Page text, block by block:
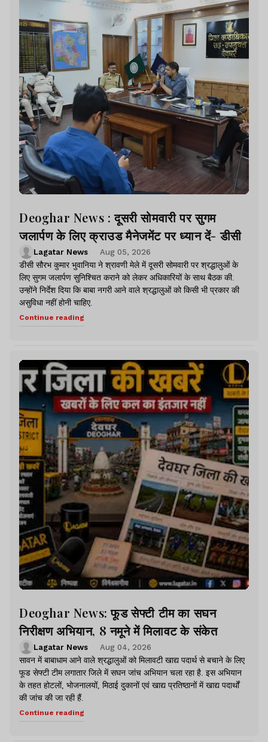
Deoghar News : दूसरी सोमवारी पर सुगम
जलार्पण के लिए क्राउड मैनेजमेंट पर ध्यान दें- डीसी
Lagatar News
Aug 05, 2026
डीसी सौरभ कुमार भुवानिया ने श्रावणी मेले में दूसरी सोमवारी पर श्रद्धालुओं के
लिए सुगम जलार्पण सुनिश्चित कराने को लेकर अधिकारियों के साथ बैठक की.
उन्होंने निर्देश दिया कि बाबा नगरी आने वाले श्रद्धालुओं को किसी भी प्रकार की
असुविधा नहीं होनी चाहिए.
Continue reading
Deoghar News: फूड सेफ्टी टीम का सघन
निरीक्षण अभियान, 8 नमूने में मिलावट के संकेत
Lagatar News
Aug 04, 2026
सावन में बाबाधाम आने वाले श्रद्धालुओं को मिलावटी खाद्य पदार्थ से बचाने के लिए
फूड सेफ्टी टीम लगातार जिले में सघन जांच अभियान चला रहा है. इस अभियान
के तहत होटलों, भोजनालयों, मिठाई दुकानों एवं खाद्य प्रतिष्ठानों में खाद्य पदार्थों
की जांच की जा रही हैं.
Continue reading